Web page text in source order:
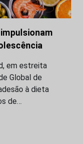
em estreita
Global de
à dieta
de…